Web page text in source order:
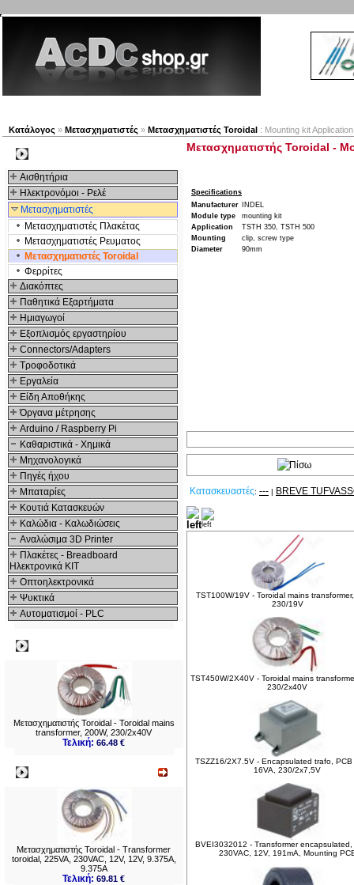
Κατάλογος » Μετασχηματιστές » Μετασχηματιστές Toroidal : Mounting kit
Αισθητήρια
Ηλεκτρονόμοι - Ρελέ
Μετασχηματιστές
Μετασχηματιστές Πλακέτας
Μετασχηματιστές Ρευματος
Μετασχηματιστές Toroidal
Φερρίτες
Διακόπτες
Παθητικά Εξαρτήματα
Hμιαγωγοί
Εξοπλισμός εργαστηρίου
Connectors/Adapters
Τροφοδοτικά
Εργαλεία
Είδη Αποθήκης
Όργανα μέτρησης
Arduino / Raspberry Pi
Καθαριστικά - Χημικά
Μηχανολογικά
Πηγές ήχου
Μπαταρίες
Κουτιά Κατασκευών
Καλώδια - Καλωδιώσεις
Αναλώσιμα 3D Printer
Πλακέτες - Breadboard
Ηλεκτρονικά ΚΙΤ
Οπτοηλεκτρονικά
Ψυκτικά
Αυτοματισμοί - PLC
Μετασχηματιστής Toroidal - Toroidal mains
transformer, 200W, 230/2x40V
Τελική:66.48 €
Μετασχηματιστής Toroidal - Transformer
toroidal, 225VA, 230VAC, 12V, 12V, 9.375A,
9.375A
Τελική:69.81 €
Μετασχηματιστής Toroidal -
Specifications
Manufacturer
INDEL
Module type
mounting kit
Application
TSTH 350, TSTH 500
Mounting
clip, screw type
Diameter
90mm
Κατασκευαστές: --- | BREVE
TST100W/19V - Toroidal mains
230/19V
TST450W/2X40V - Toroidal mains
230/2x40V
TSZZ16/2X7.5V - Encapsulated trafo,
16VA, 230/2x7,5V
BVEI3032012 - Transformer
230VAC, 12V, 191mA, Mounting